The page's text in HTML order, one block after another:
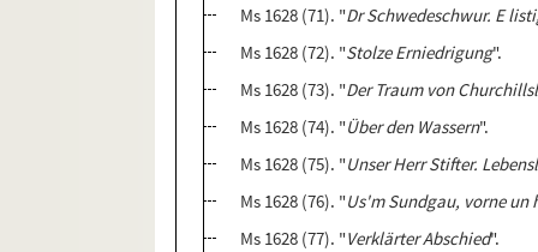
Ms 1628 (71). "Dr Schwedeschwur. E
Ms 1628 (72). "Stolze Erniedrigung".
Ms 1628 (73). "Der Traum von
Ms 1628 (74). "Über den Wassern".
Ms 1628 (75). "Unser Herr Stifter.
Ms 1628 (76). "Us'm Sundgau, vorne un
Ms 1628 (77). "Verklärter Abschied".